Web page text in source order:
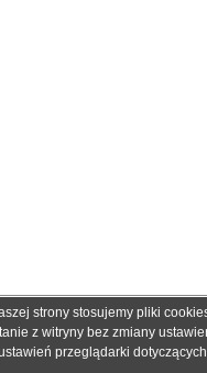
strony stosujemy pliki
z witryny bez zmiany
przeglądarki